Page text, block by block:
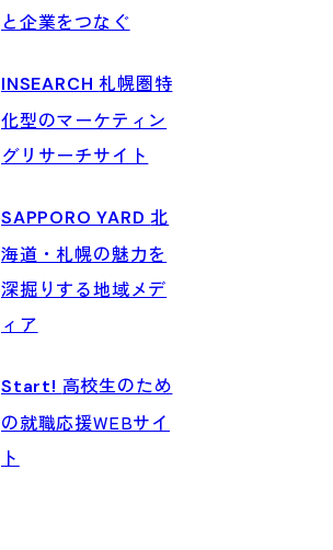
と企業をつなぐ
INSEARCH札幌圏特
化型のマーケティン
グリサーチサイト
SAPPORO YARD北
海道・札幌の魅力を
深掘りする地域メデ
ィア
Start! 高校生のため
の就職応援WEBサイ
ト